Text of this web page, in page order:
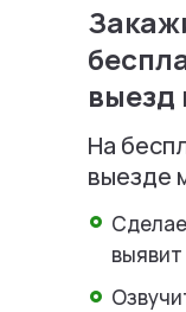
На
выезде
выезд